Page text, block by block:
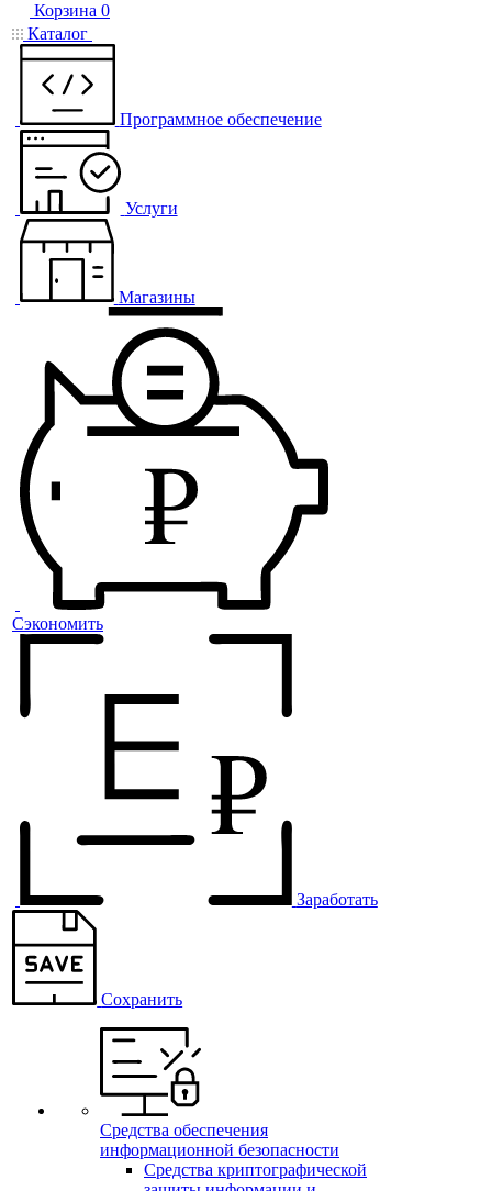
Корзина 0
Каталог
Программное обеспечение
Услуги
Магазины
Сэкономить
Заработать
Сохранить
Средства обеспечения
информационной безопасности
Средства криптографической